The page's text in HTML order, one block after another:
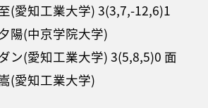
(愛知工業大学) 3(3,7,-12,6)1
陽(中京学院大学)
ン(愛知工業大学) 3(5,8,5)0 面
(愛知工業大学)